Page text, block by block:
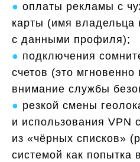
● оплаты рекламы с
карты (имя владельца
с данными профиля);
● подключения
счетов (это мгновенно
внимание службы
● резкой смены
и использования VPN
из «чёрных списков»
системой как попытка